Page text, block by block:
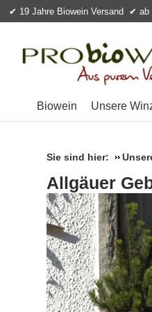
✔ 19 Jahre Biowein Versand ✔ ab
Biowein Unsere
Sie sind hier:
Allgäuer